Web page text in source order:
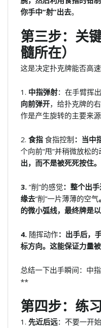
你手中“射”出去。
第三步：关
髓所在）
这是决定扑克牌能否高
1. 中指弹射：在手臂挥
向前弹开，给扑克牌的
作是产生旋转的主要来源
2. 食指 食指控制：当中
个向前“甩”并稍微放松的
出，而不是被死死按住。
3. “削”的感觉：整个出
缘去“削”一片薄薄的空气
的微小弧线，最终牌是
4. 随挥动作：出手后，
标方向。这能保证力量被
总结一下出手瞬间：中
**
第四步：练
1. 先近后远：不要一开